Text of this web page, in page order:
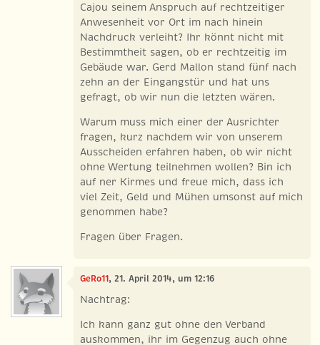
Cajou seinem Anspruch auf rechtzeitiger
Anwesenheit vor Ort im nach hinein
Nachdruck verleiht? Ihr könnt nicht mit
Bestimmtheit sagen, ob er rechtzeitig im
Gebäude war. Gerd Mallon stand fünf nach
zehn an der Eingangstür und hat uns
gefragt, ob wir nun die letzten wären.
Warum muss mich einer der Ausrichter
fragen, kurz nachdem wir von unserem
Ausscheiden erfahren haben, ob wir nicht
ohne Wertung teilnehmen wollen? Bin ich
auf ner Kirmes und freue mich, dass ich
viel Zeit, Geld und Mühen umsonst auf mich
genommen habe?
Fragen über Fragen.
GeRo11, 21. April 2014, um 12:16
Nachtrag:
Ich kann ganz gut ohne den Verband
auskommen, ihr im Gegenzug auch ohne